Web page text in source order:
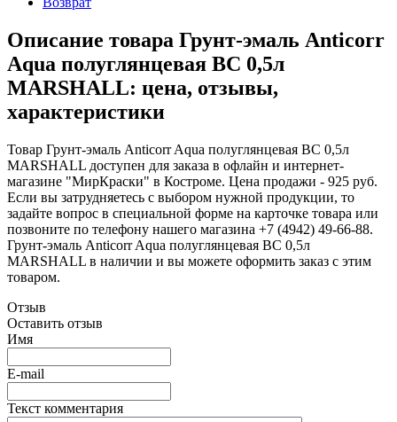
Описание товара Грунт-эмаль Anticorr
Aqua полуглянцевая BC 0,5л
MARSHALL: цена, отзывы,
характеристики
Товар Грунт-эмаль Anticorr Aqua полуглянцевая BC 0,5л
MARSHALL доступен для заказа в офлайн и интернет-
магазине "МирКраски" в Костроме. Цена продажи - 925 руб.
Если вы затрудняетесь с выбором нужной продукции, то
задайте вопрос в специальной форме на карточке товара или
позвоните по телефону нашего магазина +7 (4942) 49-66-88.
Грунт-эмаль Anticorr Aqua полуглянцевая BC 0,5л
MARSHALL в наличии и вы можете оформить заказ с этим
товаром.
Отзыв
Оставить отзыв
Имя
E-mail
Текст комментария